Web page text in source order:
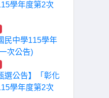
學年度第2次
民中學115學年
次公告)
選公告】「彰化
學年度第2次